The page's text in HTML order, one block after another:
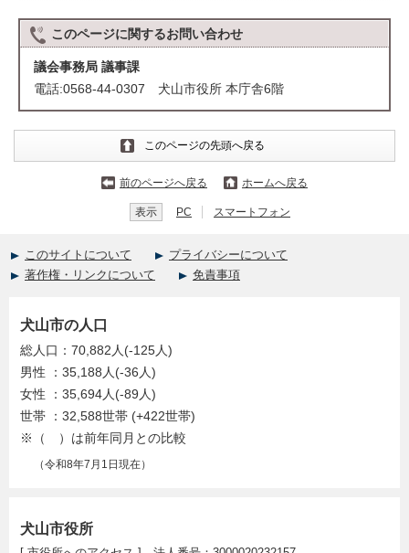
このページに関するお問い合わせ
議会事務局 議事課
電話:0568-44-0307 犬山市役所 本庁舎6階
このページの先頭へ戻る
前のページへ戻る ホームへ戻る
表示 PC スマートフォン
このサイトについて
プライバシーについて
著作権・リンクについて
免責事項
犬山市役所
犬山市の人口
総人口：70,882人(-125人)
男性 ：35,188人(-36人)
女性 ：35,694人(-89人)
世帯 ：32,588世帯 (+422世帯)
※（ ）は前年同月との比較
（令和8年7月1日現在）